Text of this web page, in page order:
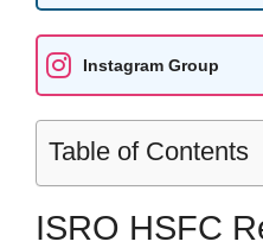
Instagram Group
Table of Contents
ISRO HSFC